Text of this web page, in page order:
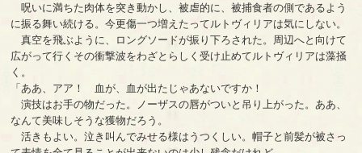
呪いに満ちた肉体を突き動かし、被虐的に、被捕食者の側であるよう
に振る舞い続ける。今更傷一つ増えたってルトヴィリアは気にしない。
真空を飛ぶように、ロングソードが振り下ろされた。周辺へと向けて
広がって行くその衝撃波をわざとらしく受け止めてルトヴィリアは藻掻
く。
「ああ、アア！ 血が、血が出たじゃあないですか！
演技はお手の物だった。ノーザスの唇がついと吊り上がった。ああ、
なんて美味しそうな獲物だろう。
活きもよい。泣き叫んでみせる様はうつくしい。帽子と前髪が被さっ